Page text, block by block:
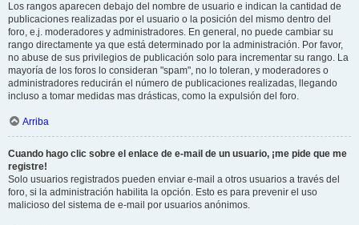
Los rangos aparecen debajo del nombre de usuario e indican la cantidad de
publicaciones realizadas por el usuario o la posición del mismo dentro del
foro, e.j. moderadores y administradores. En general, no puede cambiar su
rango directamente ya que está determinado por la administración. Por favor,
no abuse de sus privilegios de publicación solo para incrementar su rango. La
mayoría de los foros lo consideran "spam", no lo toleran, y moderadores o
administradores reducirán el número de publicaciones realizadas, llegando
incluso a tomar medidas mas drásticas, como la expulsión del foro.
Arriba
Cuando hago clic sobre el enlace de e-mail de un usuario, ¡me pide que me
registre!
Solo usuarios registrados pueden enviar e-mail a otros usuarios a través del
foro, si la administración habilita la opción. Esto es para prevenir el uso
malicioso del sistema de e-mail por usuarios anónimos.